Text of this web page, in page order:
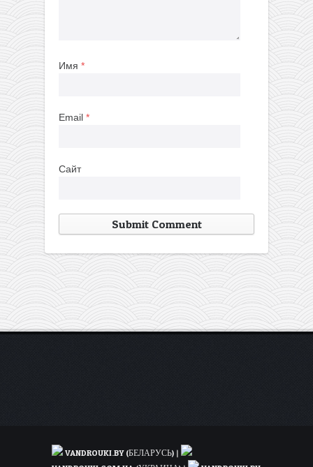
Имя *
Email *
Сайт
VANDROUKI.BY (БЕЛАРУСЬ) |